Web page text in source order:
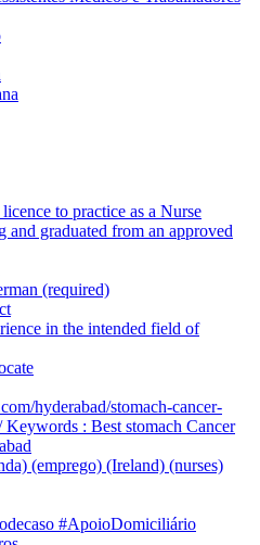
to practice as a Nurse
and graduated from an approved
(required)
in the intended field of
hyderabad/stomach-cancer-
Keywords : Best stomach Cancer
(emprego) (Ireland) (nurses)
#ApoioDomiciliário